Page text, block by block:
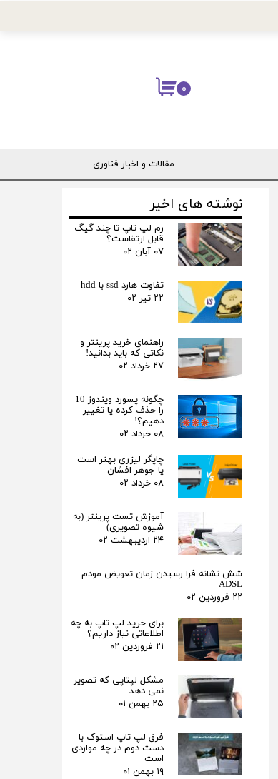
۰
مقالات و اخبار فناوری
نوشته های اخیر
رم لپ تاپ تا چند گیگ
قابل ارتقاست؟
۰۷ آبان ۰۲
تفاوت هارد ssd با hdd
۲۲ تیر ۰۲
راهنمای خرید پرینتر و
نکاتی که باید بدانید!
۲۷ خرداد ۰۲
چگونه پسورد ویندوز 10
را حذف کرده یا تغییر
دهیم؟!
۰۸ خرداد ۰۲
چاپگر لیزری بهتر است
یا جوهر افشان
۰۸ خرداد ۰۲
آموزش تست پرینتر (به
شیوه تصویری)
۲۴ اردیبهشت ۰۲
شش نشانه فرا رسیدن زمان تعویض مودم
ADSL
۲۲ فروردین ۰۲
برای خرید لپ تاپ به چه
اطلاعاتی نیاز داریم؟
۲۱ فروردین ۰۲
مشکل لپتاپی که تصویر
نمی دهد
۲۵ بهمن ۰۱
فرق لپ‌ تاپ استوک با
دست دوم در چه مواردی
است
۱۹ بهمن ۰۱